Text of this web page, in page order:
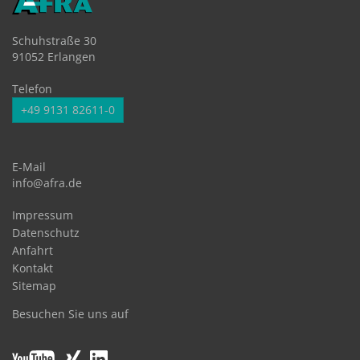
Schuhstraße 30
91052 Erlangen
Telefon
+49 9131 82611-0
E-Mail
info@afra.de
Impressum
Datenschutz
Anfahrt
Kontakt
Sitemap
Besuchen Sie uns auf